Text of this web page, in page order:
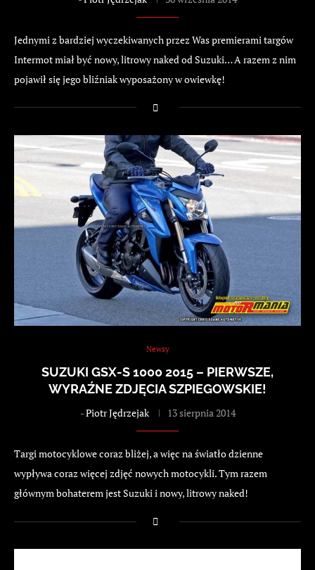
Jednymi z bardziej wyczekiwanych przez Was premierami targów
Intermot miał być nowy, litrowy naked od Suzuki… A razem z nim
pojawił się jego bliźniak wyposażony w owiewkę!
Newsy
SUZUKI GSX-S 1000 2015 – PIERWSZE,
WYRAŹNE ZDJĘCIA SZPIEGOWSKIE!
-Piotr Jędrzejak 13 sierpnia 2014
Targi motocyklowe coraz bliżej, a więc na światło dzienne
wypływa coraz więcej zdjęć nowych motocykli. Tym razem
głównym bohaterem jest Suzuki i nowy, litrowy naked!